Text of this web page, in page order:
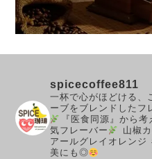
spicecoffee811
一杯で心がほどける、
ーブをブレンドしたフ
『医食同源』から
気フレーバー
山椒
アールグレイオレンジ
美にも◎